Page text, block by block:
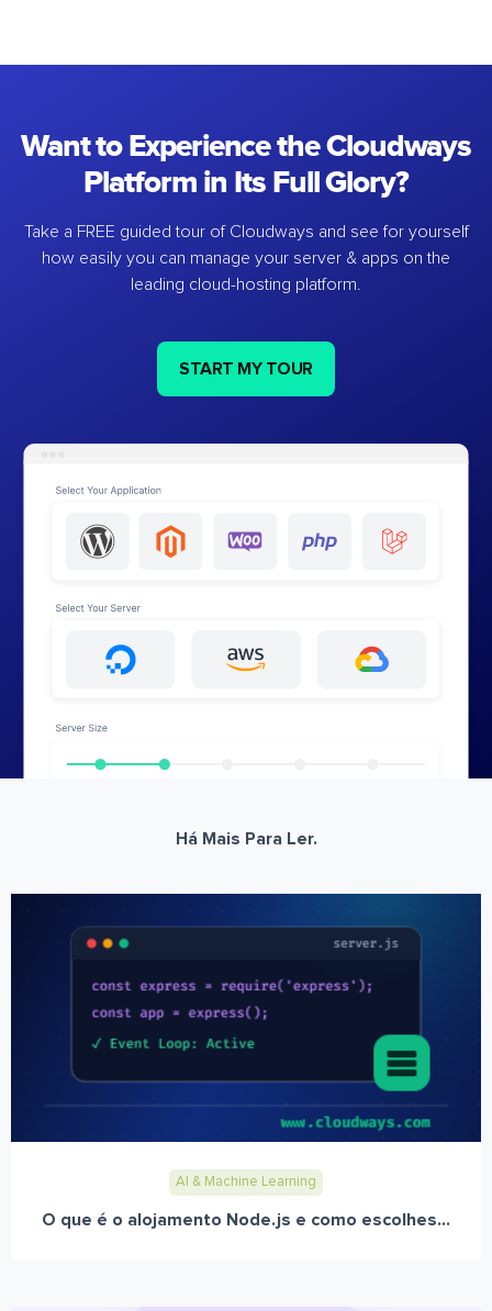
Want to Experience the Cloudways
Platform in Its Full Glory?
Take a FREE guided tour of Cloudways and see for yourself
how easily you can manage your server & apps on the
leading cloud-hosting platform.
START MY TOUR
Há Mais Para Ler.
AI & Machine Learning
O que é o alojamento Node.js e como escolhes...